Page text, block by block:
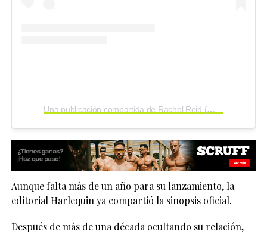
Una publicación compartida de Rachel Reid (@rachelreidwrites)
Aunque falta más de un año para su lanzamiento, la
editorial Harlequin ya compartió la sinopsis oficial.
Después de más de una década ocultando su relación,